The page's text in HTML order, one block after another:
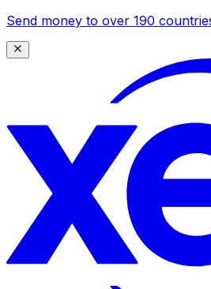
Send money to over 190